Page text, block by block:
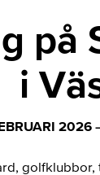
i
2026